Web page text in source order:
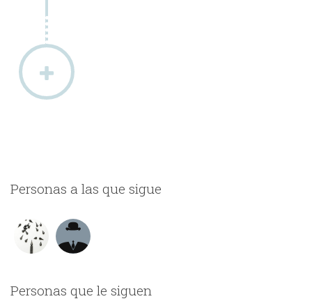
Personas a las que sigue
Personas que le siguen